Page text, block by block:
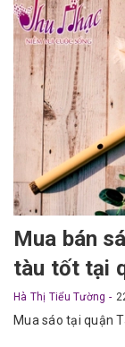
Mua bán
tàu tốt tại
Hà Thị Tiểu Tường
Mua sáo tại quận